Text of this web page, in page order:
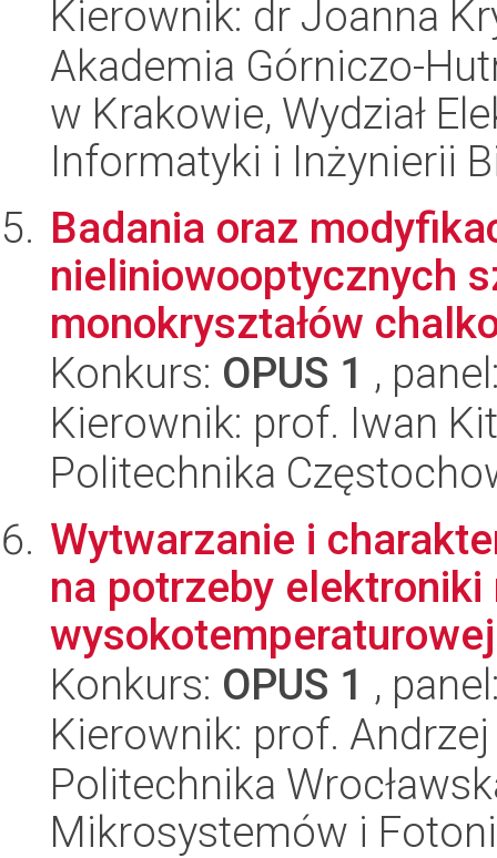
Kierownik: dr Joanna
Akademia Górniczo-
w Krakowie, Wydział
Informatyki i Inżynierii
Badania oraz
nieliniowooptycznych
monokryształów
Konkurs: OPUS 1 ,
Kierownik: prof. Iwan
Politechnika
Wytwarzanie i
na potrzeby elektroniki
wysokotemperaturowej
Konkurs: OPUS 1 ,
Kierownik: prof.
Politechnika
Mikrosystemów i